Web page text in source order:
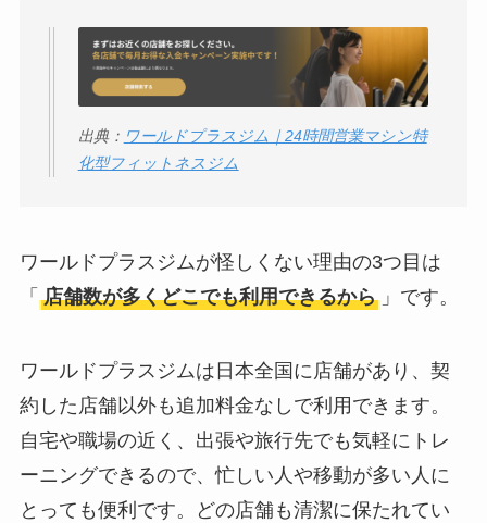
出典： ワールドプラスジム｜24時間営業マシン特
化型フィットネスジム
ワールドプラスジムが怪しくない理由の3つ目は
「 店舗数が多くどこでも利用できるから 」です。
ワールドプラスジムは日本全国に店舗があり、契
約した店舗以外も追加料金なしで利用できます。
自宅や職場の近く、出張や旅行先でも気軽にトレ
ーニングできるので、忙しい人や移動が多い人に
とっても便利です。どの店舗も清潔に保たれてい